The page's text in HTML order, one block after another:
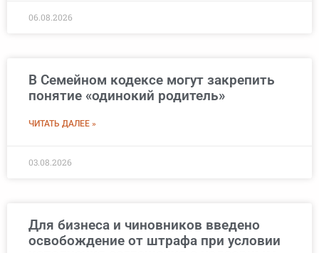
06.08.2026
В Семейном кодексе могут закрепить
понятие «одинокий родитель»
ЧИТАТЬ ДАЛЕЕ »
03.08.2026
Для бизнеса и чиновников введено
освобождение от штрафа при условии